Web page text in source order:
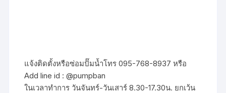
แจ้งติดตั้งหรือซ่อมปั๊มน้ำโทร 095-768-8937 หรือ
Add line id : @pumpban
ในเวลาทำการ วันจันทร์-วันเสาร์ 8.30-17.30น. ยกเว้น